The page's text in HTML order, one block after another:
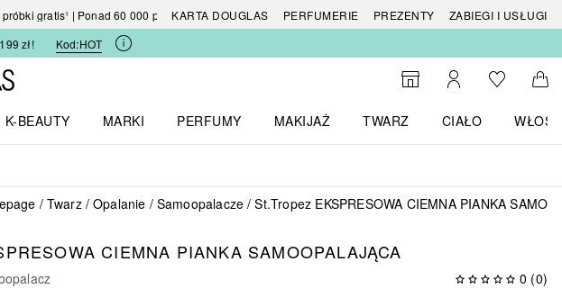
gratis¹ | Ponad 60 000 produktówKARTA DOUGLAS PERFUMERIE PREZENTY
ZABIEGI I USŁUGI
zł!
Kod:HOT
Strona główna Douglas
Do wyszukiwarki
Moje kontoDo listyDo
K-BEAUTY
MARKI
PERFUMY
MAKIJAŻ
TWARZ
CIAŁO
WŁOSY
Twarz Opalanie Samoopalacze St.Tropez EKSPRESOWA CIEMNA PIANKA
CIEMNA PIANKA SAMOOPALAJĄCA
0 (0)